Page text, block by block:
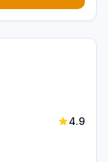
4.9